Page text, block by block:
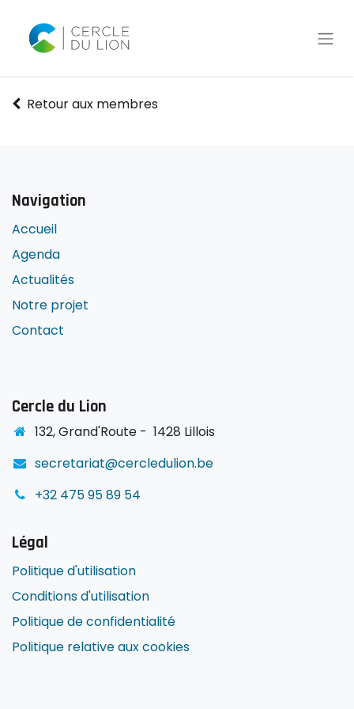
Retour aux membres
Navigation
Accueil
Agenda
Actualités
Notre projet
Contact
Cercle du Lion
132, Grand'Route - 1428 Lillois
secretariat@cercledulion.be
+32 475 95 89 54
Légal
Politique d'utilisation
Conditions d'utilisation
Politique de confidentialité
Politique relative aux cookies